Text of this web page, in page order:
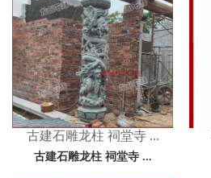
古建石雕龙柱 祠堂寺 ...
古建石雕龙柱 祠堂寺 ...